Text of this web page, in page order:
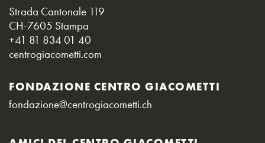
Strada Cantonale 119
CH-7605 Stampa
+41 81 834 01 40
centrogiacometti.com
FONDAZIONE CENTRO GIACOMETTI
fondazione@centrogiacometti.ch